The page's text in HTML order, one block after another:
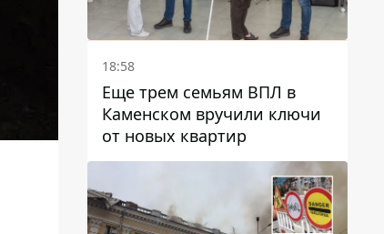
18:58
Еще трем семьям ВПЛ в
Каменском вручили ключи
от новых квартир